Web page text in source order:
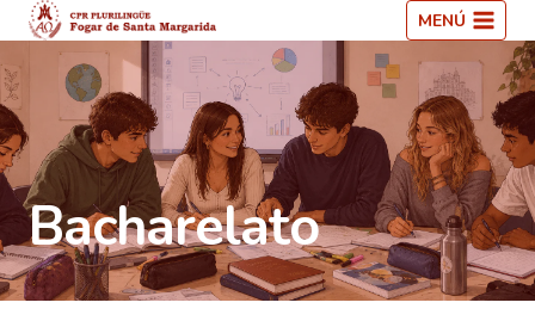
Saltar
ao
contido
MENÚ
Bacharelato